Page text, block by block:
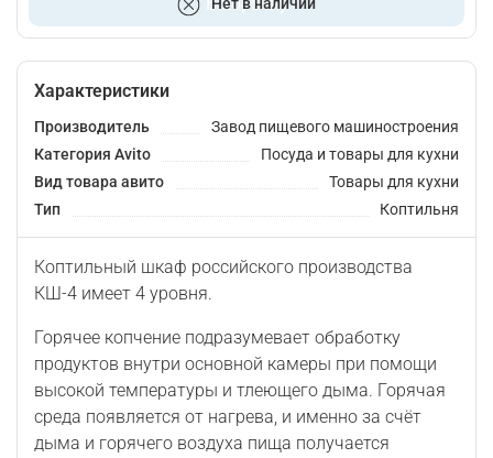
Нет в наличии
Характеристики
Производитель
Завод пищевого машиностроения
Категория Avito
Посуда и товары для кухни
Вид товара авито
Товары для кухни
Тип
Коптильня
Коптильный шкаф российского производства
КШ-4 имеет 4 уровня.
Горячее копчение подразумевает обработку
продуктов внутри основной камеры при помощи
высокой температуры и тлеющего дыма. Горячая
среда появляется от нагрева, и именно за счёт
дыма и горячего воздуха пища получается